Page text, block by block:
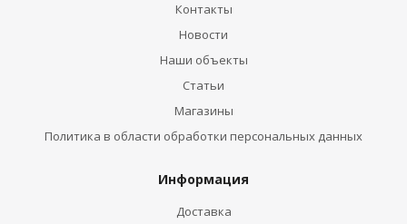
Контакты
Новости
Наши объекты
Статьи
Магазины
Политика в области обработки персональных данных
Информация
Доставка